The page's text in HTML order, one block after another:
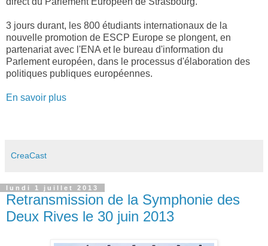
3 jours durant, les 800 étudiants internationaux de la
nouvelle promotion de ESCP Europe se plongent, en
partenariat avec l'ENA et le bureau d'information du
Parlement européen, dans le processus d'élaboration des
politiques publiques européennes.
En savoir plus
CreaCast
lundi 1 juillet 2013
Retransmission de la Symphonie des
Deux Rives le 30 juin 2013